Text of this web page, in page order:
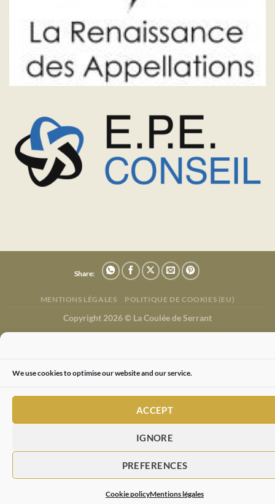
We use cookies to optimise our website and our service.
ACCEPT
IGNORE
PREFERENCES
Cookie policyMentions légales
Share:
MENTIONS LÉGALES POLITIQUE DE COOKIES (EU)
Copyright 2026 © La Coulée de Serrant